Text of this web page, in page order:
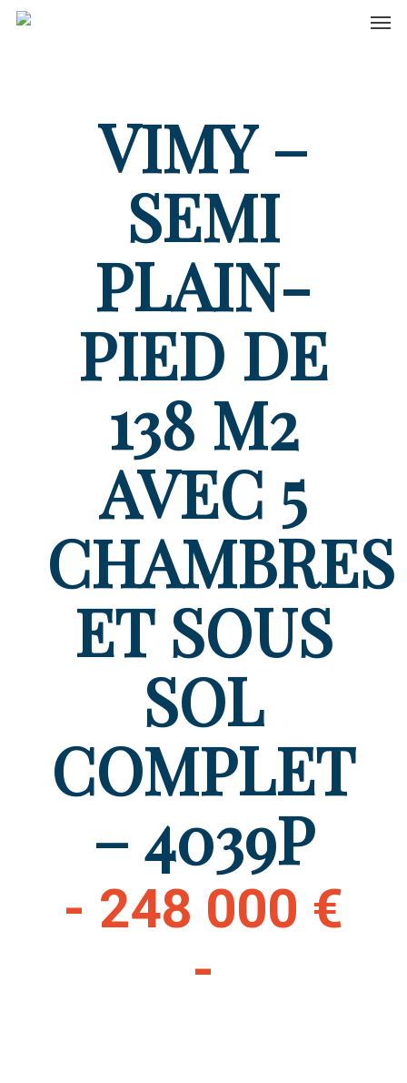
Skip
VIMY –
SEMI
PLAIN-
PIED DE
138 M2
AVEC 5
CHAMBRES
ET SOUS
SOL
COMPLET
– 4039P
- 248 000 €
-